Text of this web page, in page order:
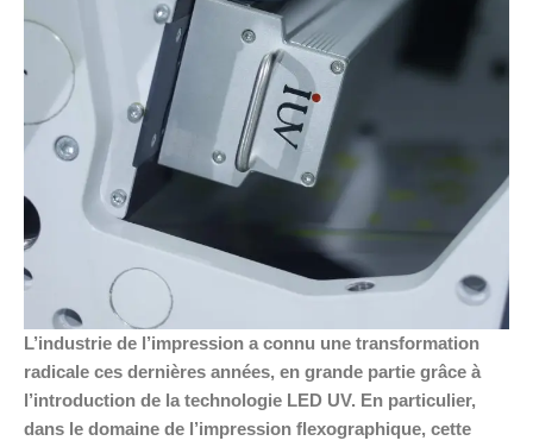
L’industrie de l’impression a connu une transformation
radicale ces dernières années, en grande partie grâce à
l’introduction de la technologie LED UV. En particulier,
dans le domaine de l’impression flexographique, cette